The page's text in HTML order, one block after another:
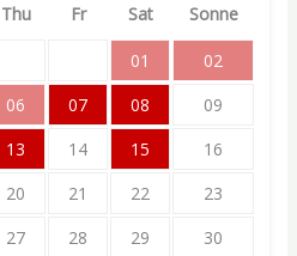
Thu Fr Sat Sonne
01
02
06 07 08
09
13 14 15
16
20 21 22
23
27 28 29
30